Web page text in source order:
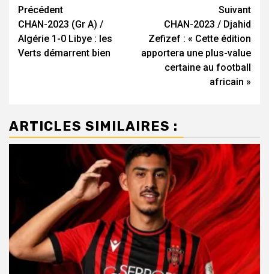
Navigation
d’article
Précédent
CHAN-2023 (Gr A) /
Algérie 1-0 Libye : les
Verts démarrent bien
Suivant
CHAN-2023 / Djahid
Zefizef : « Cette édition
apportera une plus-value
certaine au football
africain »
ARTICLES SIMILAIRES :